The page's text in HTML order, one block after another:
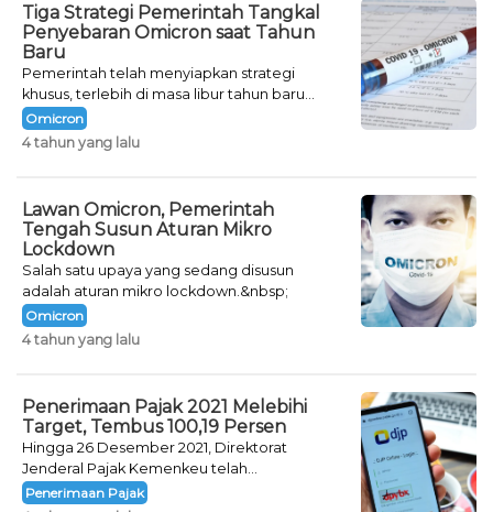
Tiga Strategi Pemerintah Tangkal
Penyebaran Omicron saat Tahun
Baru
Pemerintah telah menyiapkan strategi
khusus, terlebih di masa libur tahun baru
seperti saat ini.
Omicron
4 tahun yang lalu
Lawan Omicron, Pemerintah
Tengah Susun Aturan Mikro
Lockdown
Salah satu upaya yang sedang disusun
adalah aturan mikro lockdown.&nbsp;
Omicron
4 tahun yang lalu
Penerimaan Pajak 2021 Melebihi
Target, Tembus 100,19 Persen
Hingga 26 Desember 2021, Direktorat
Jenderal Pajak Kemenkeu telah
mencatatkan jumlah neto penerimaan pajak
Penerimaan Pajak